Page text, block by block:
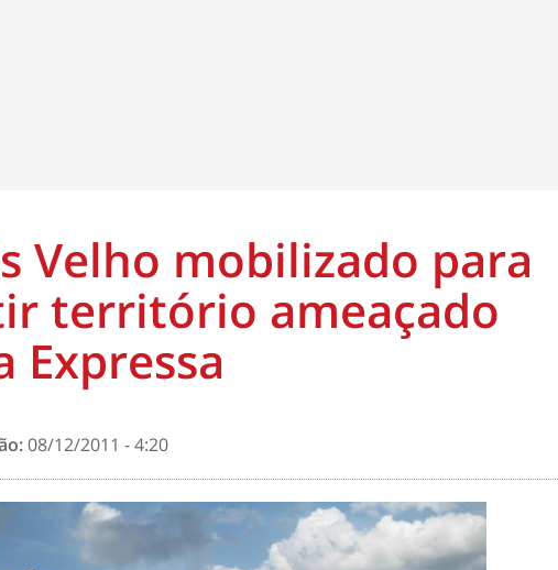
Velho mobilizado para
território ameaçado
Expressa
08/12/2011 - 4:20